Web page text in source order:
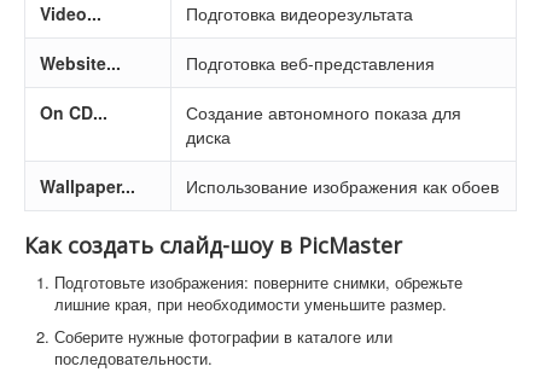
Video... Подготовка видеорезультата
Website... Подготовка веб-представления
On CD...
Создание автономного показа для
диска
Wallpaper... Использование изображения как обоев
Как создать слайд-шоу в PicMaster
Подготовьте изображения: поверните снимки, обрежьте
лишние края, при необходимости уменьшите размер.
Соберите нужные фотографии в каталоге или
последовательности.